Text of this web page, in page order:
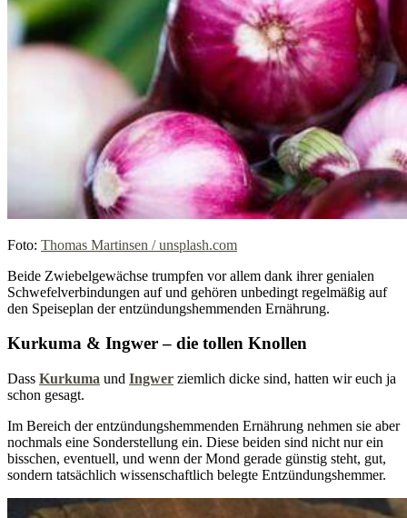
Foto: Thomas Martinsen / unsplash.com
Beide Zwiebelgewächse trumpfen vor allem dank ihrer genialen
Schwefelverbindungen auf und gehören unbedingt regelmäßig auf
den Speiseplan der entzündungshemmenden Ernährung.
Kurkuma & Ingwer – die tollen Knollen
Dass Kurkuma und Ingwer ziemlich dicke sind, hatten wir euch ja
schon gesagt.
Im Bereich der entzündungshemmenden Ernährung nehmen sie aber
nochmals eine Sonderstellung ein. Diese beiden sind nicht nur ein
bisschen, eventuell, und wenn der Mond gerade günstig steht, gut,
sondern tatsächlich wissenschaftlich belegte Entzündungshemmer.